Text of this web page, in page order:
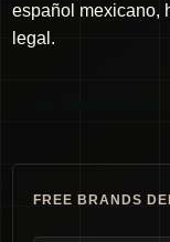
español mexicano,
legal.
FREE BRANDS